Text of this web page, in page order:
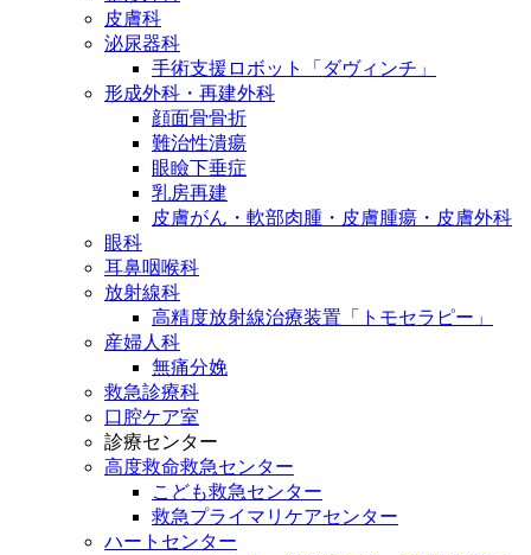
皮膚科
泌尿器科
手術支援ロボット「ダヴィンチ」
形成外科・再建外科
顔面骨骨折
難治性潰瘍
眼瞼下垂症
乳房再建
皮膚がん・軟部肉腫・皮膚腫瘍・皮膚外科
眼科
耳鼻咽喉科
放射線科
高精度放射線治療装置「トモセラピー」
産婦人科
無痛分娩
救急診療科
口腔ケア室
診療センター
高度救命救急センター
こども救急センター
救急プライマリケアセンター
ハートセンター